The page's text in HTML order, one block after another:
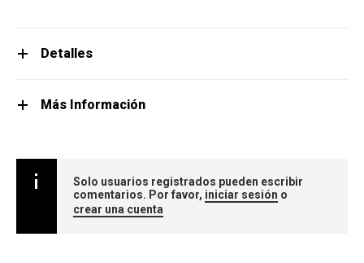
Detalles
Más Información
Solo usuarios registrados pueden escribir
comentarios. Por favor, iniciar sesión o
crear una cuenta